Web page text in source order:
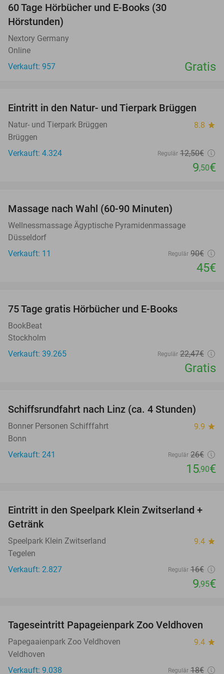
60 Tage Hörbücher und E-Books (30
Hörstunden)
Nextory Germany
Online
Verkauft: 957
Gratis
24%
Eintritt in den Natur- und Tierpark Brüggen
Natur- und Tierpark Brüggen 8.8 star
Brüggen
Verkauft: 4.324
Regulär 12,50€
9,50€
Massage nach Wahl (60-90 Minuten)
Wellnessmassage Ägyptische Pyramidenmassage
Düsseldorf
Verkauft: 11
Regulär 90€
45€
75 Tage gratis Hörbücher und E-Books
BookBeat
Stockholm
Verkauft: 39.265
Regulär 22,47€
Gratis
39%
Schiffsrundfahrt nach Linz (ca. 4 Stunden)
Bonner Personen Schifffahrt 9.9 star
Bonn
Verkauft: 241
Regulär 26€
15,90€
38%
Eintritt in den Speelpark Klein Zwitserland +
Getränk
Speelpark Klein Zwitserland 9.4 star
Tegelen
Verkauft: 2.827
Regulär 16€
9,95€
26%
Tageseintritt Papageienpark Zoo Veldhoven
Papegaaienpark Zoo Veldhoven 9.4 star
Veldhoven
Verkauft: 9.038
Regulär 18€